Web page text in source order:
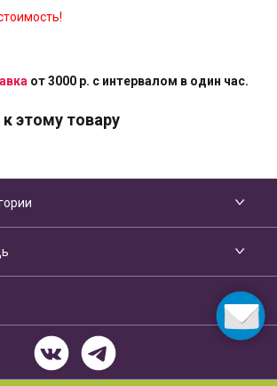
от 3000 р. с интервалом в один час.
этому товару